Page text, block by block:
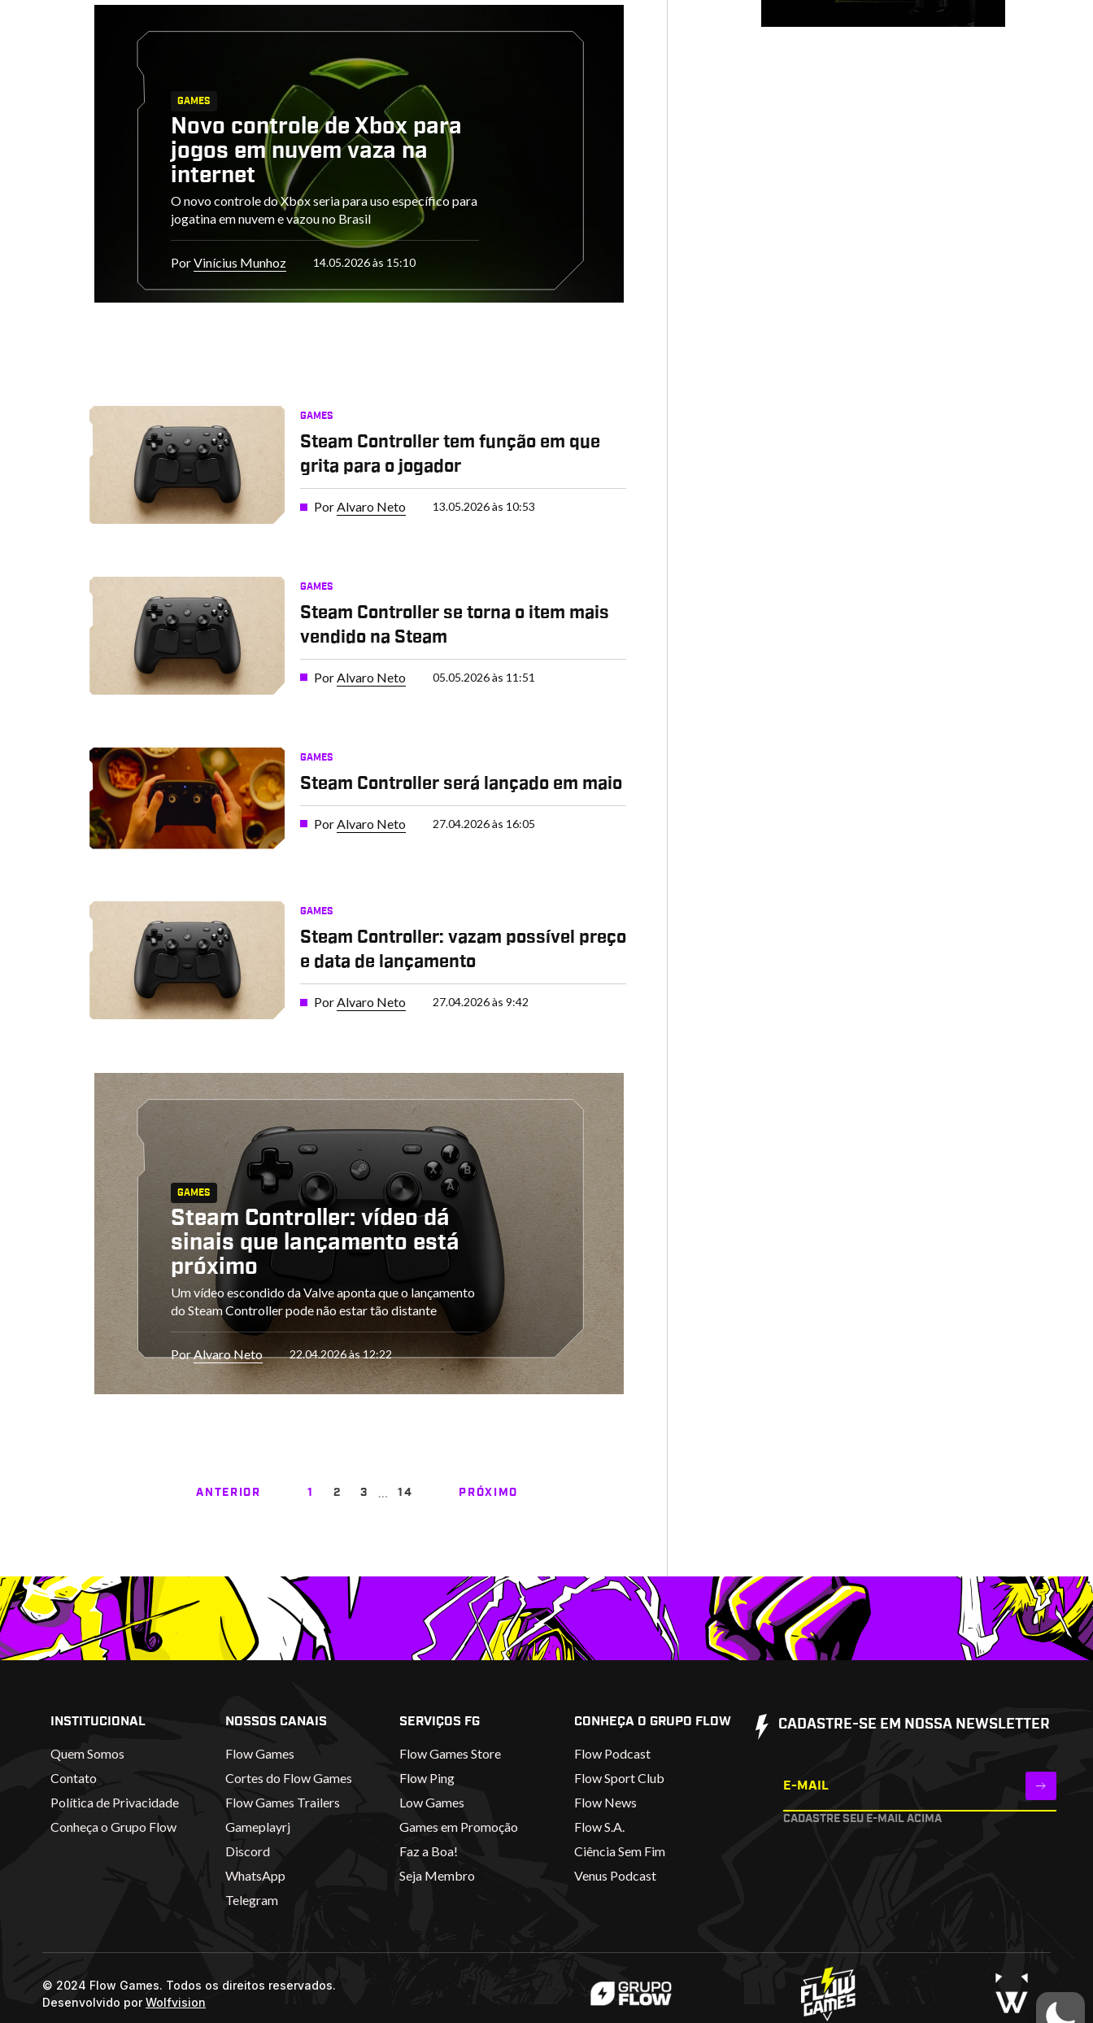
GAMES
Novo controle de Xbox para
jogos em nuvem vaza na
internet
O novo controle do Xbox seria para uso específico para
jogatina em nuvem e vazou no Brasil
PorVinícius Munhoz 14.05.2026 às 15:10
GAMES
Steam Controller tem função em que
grita para o jogador
PorAlvaro Neto 13.05.2026 às 10:53
GAMES
Steam Controller se torna o item mais
vendido na Steam
PorAlvaro Neto 05.05.2026 às 11:51
GAMES
Steam Controller será lançado em maio
Por Alvaro Neto 27.04.2026 às 16:05
GAMES
Steam Controller: vazam possível preço
e data de lançamento
PorAlvaro Neto 27.04.2026 às 9:42
GAMES
Steam Controller: vídeo dá
sinais que lançamento está
próximo
Um vídeo escondido da Valve aponta que o lançamento
do Steam Controller pode não estar tão distante
PorAlvaro Neto 22.04.2026 às 12:22
ANTERIOR 1 2 3 … 14 PRÓXIMO
INSTITUCIONAL
Quem Somos
Contato
Política de Privacidade
Conheça o Grupo Flow
NOSSOS CANAIS
Flow Games
Cortes do Flow Games
Flow Games Trailers
Gameplayrj
Discord
WhatsApp
Telegram
SERVIÇOS FG
Flow Games Store
Flow Ping
Low Games
Games em Promoção
Faz a Boa!
Seja Membro
CONHEÇA O GRUPO FLOW
Flow Podcast
Flow Sport Club
Flow News
Flow S.A.
Ciência Sem Fim
Venus Podcast
CADASTRE-SE EM NOSSA NEWSLETTER
E-MAIL
CADASTRE SEU E-MAIL ACIMA
© 2024 Flow Games. Todos os direitos reservados.
Desenvolvido porWolfvision